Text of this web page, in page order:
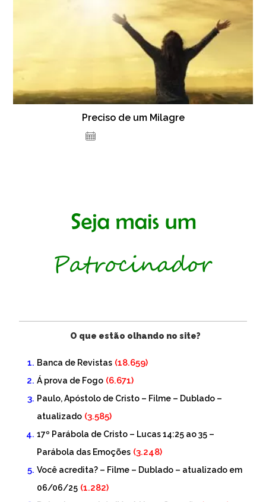
Preciso de um Milagre
O que estão olhando no site?
Banca de Revistas (18.659)
Á prova de Fogo (6.671)
Paulo, Apóstolo de Cristo – Filme – Dublado –
atualizado (3.585)
17º Parábola de Cristo – Lucas 14:25 ao 35 –
Parábola das Emoções (3.248)
Você acredita? – Filme – Dublado – atualizado em
06/06/25 (1.282)